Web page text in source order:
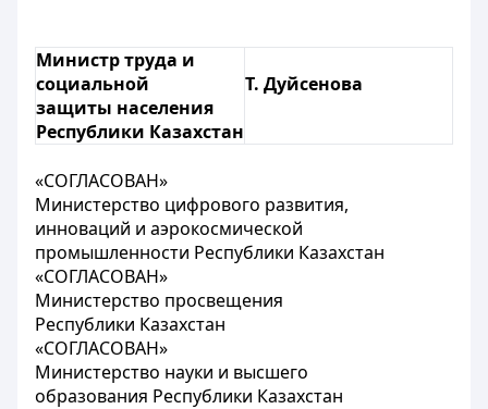
Министр труда и
социальной
защиты населения
Республики Казахстан
Т. Дуйсенова
«СОГЛАСОВАН»
Министерство цифрового развития,
инноваций и аэрокосмической
промышленности Республики Казахстан
«СОГЛАСОВАН»
Министерство просвещения
Республики Казахстан
«СОГЛАСОВАН»
Министерство науки и высшего
образования Республики Казахстан